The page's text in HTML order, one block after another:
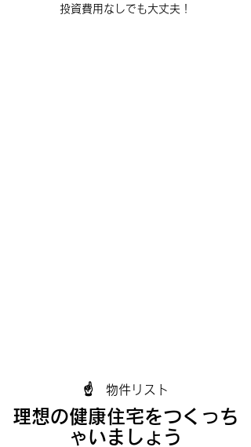
​投資費用なしでも大丈夫！
​☝ 物件リスト
理想の健康住宅をつくっち
ゃいましょう